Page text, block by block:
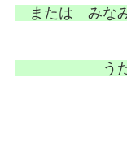
または みなみ
うたちゃん